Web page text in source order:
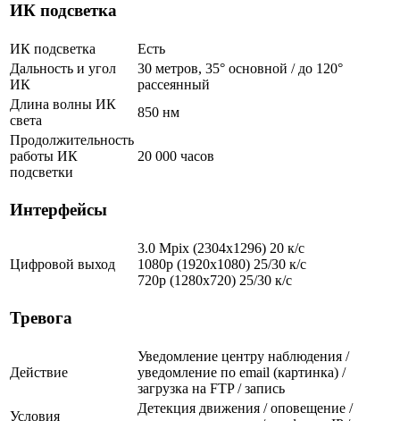
ИК подсветка
ИК подсветка
Есть
Дальность и угол
ИК
30 метров, 35° основной / до 120°
рассеянный
Длина волны ИК
света
850 нм
Продолжительность
работы ИК
подсветки
20 000 часов
Интерфейсы
Цифровой выход
3.0 Mpix (2304x1296) 20 к/с
1080p (1920x1080) 25/30 к/с
720p (1280х720) 25/30 к/с
Тревога
Действие
Уведомление центру наблюдения /
уведомление по email (картинка) /
загрузка на FTP / запись
Условия
Детекция движения / оповещение /